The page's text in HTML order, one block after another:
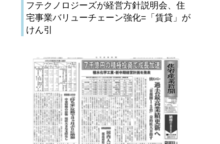
フテクノロジーズが経営方針説明会、住
宅事業バリューチェーン強化=「賃貸」が
けん引